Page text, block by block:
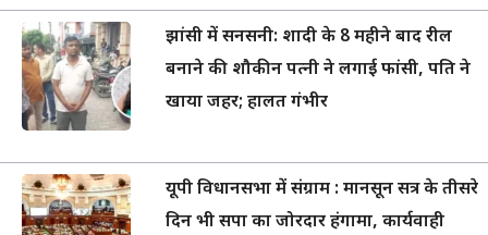
झांसी में सनसनी: शादी के 8 महीने बाद रील
बनाने की शौकीन पत्नी ने लगाई फांसी, पति ने
खाया जहर; हालत गंभीर
यूपी विधानसभा में संग्राम : मानसून सत्र के तीसरे
दिन भी सपा का जोरदार हंगामा, कार्यवाही